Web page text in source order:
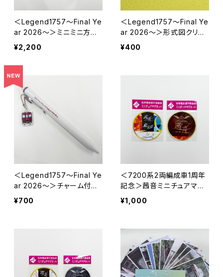
＜Legend1757～Final Ye
ar 2026～＞ミニミニ方向
幕
¥2,200
＜Legend1757～Final Ye
ar 2026～＞形式図クリア
ファイル
¥400
＜Legend1757～Final Ye
ar 2026～＞チャーム付ボ
ールペン
¥700
＜7200系2両編成車1周年
記念＞茜音ミニチュアマグ
ネット2枚セット
¥1,000